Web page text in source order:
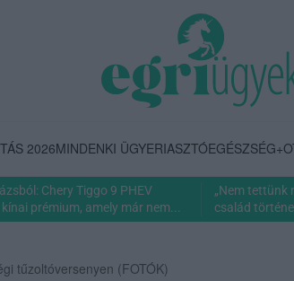
2026MINDENKI ÜGYERIASZTÓEGÉSZSÉG+
Chery Tiggo 9 PHEV
prémium, amely már nem...
„Nem tettünk
család
tűzoltóversenyen (FOTÓK)